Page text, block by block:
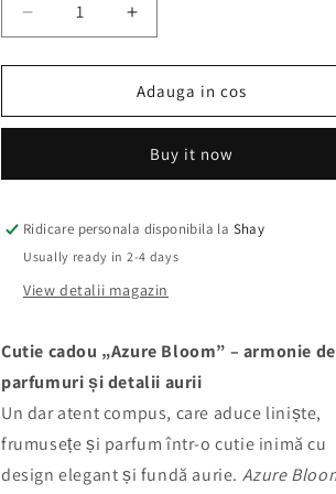
Decrease
quantity
for
cadou
M
Increase
quantity
for
Cutie
cadou
Bloom
M
Adauga in cos
Buy it now
Ridicare personala disponibila la Shay
Usually ready in 2-4 days
View detalii magazin
Cutie cadou „Azure Bloom” – armonie de
parfumuri și detalii aurii
Un dar atent compus, care aduce liniște,
frumusețe și parfum într-o cutie inimă cu
design elegant și fundă aurie. Azure